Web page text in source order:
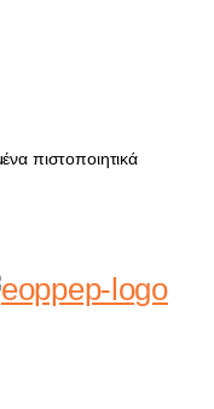
πιστοποιητικά